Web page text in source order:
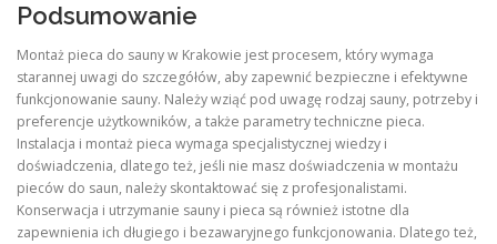
Podsumowanie
Montaż pieca do sauny w Krakowie jest procesem, który wymaga
starannej uwagi do szczegółów, aby zapewnić bezpieczne i efektywne
funkcjonowanie sauny. Należy wziąć pod uwagę rodzaj sauny, potrzeby i
preferencje użytkowników, a także parametry techniczne pieca.
Instalacja i montaż pieca wymaga specjalistycznej wiedzy i
doświadczenia, dlatego też, jeśli nie masz doświadczenia w montażu
pieców do saun, należy skontaktować się z profesjonalistami.
Konserwacja i utrzymanie sauny i pieca są również istotne dla
zapewnienia ich długiego i bezawaryjnego funkcjonowania. Dlatego też,